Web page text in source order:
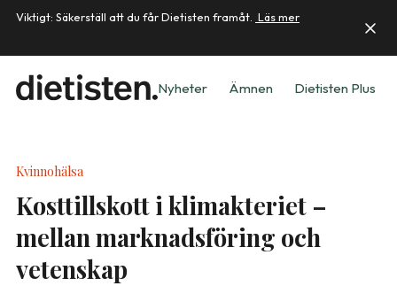
Viktigt: Säkerställ att du får Dietisten framåt. Läs mer
Nyheter Ämnen Dietisten Plus
Kvinnohälsa
Kosttillskott i klimakteriet –
mellan marknadsföring och
vetenskap